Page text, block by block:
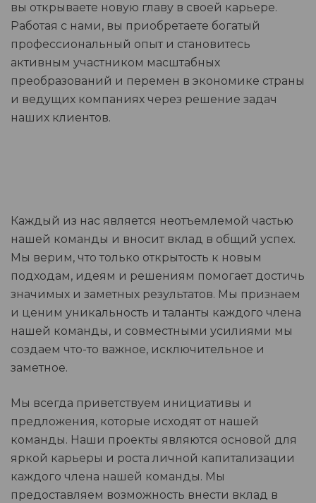
вы открываете новую главу в своей карьере.
Работая с нами, вы приобретаете богатый
профессиональный опыт и становитесь
активным участником масштабных
преобразований и перемен в экономике страны
и ведущих компаниях через решение задач
наших клиентов.
Каждый из нас является неотъемлемой частью
нашей команды и вносит вклад в общий успех.
Мы верим, что только открытость к новым
подходам, идеям и решениям помогает достичь
значимых и заметных результатов. Мы признаем
и ценим уникальность и таланты каждого члена
нашей команды, и совместными усилиями мы
создаем что-то важное, исключительное и
заметное.
Мы всегда приветствуем инициативы и
предложения, которые исходят от нашей
команды. Наши проекты являются основой для
яркой карьеры и роста личной капитализации
каждого члена нашей команды. Мы
предоставляем возможность внести вклад в